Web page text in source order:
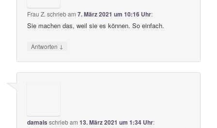
Frau Z.schriebam7. März 2021 um 10:16 Uhr:
Sie machen das, weil sie es können. So einfach.
Antworten ↓
damals schriebam13. März 2021 um 1:34 Uhr: